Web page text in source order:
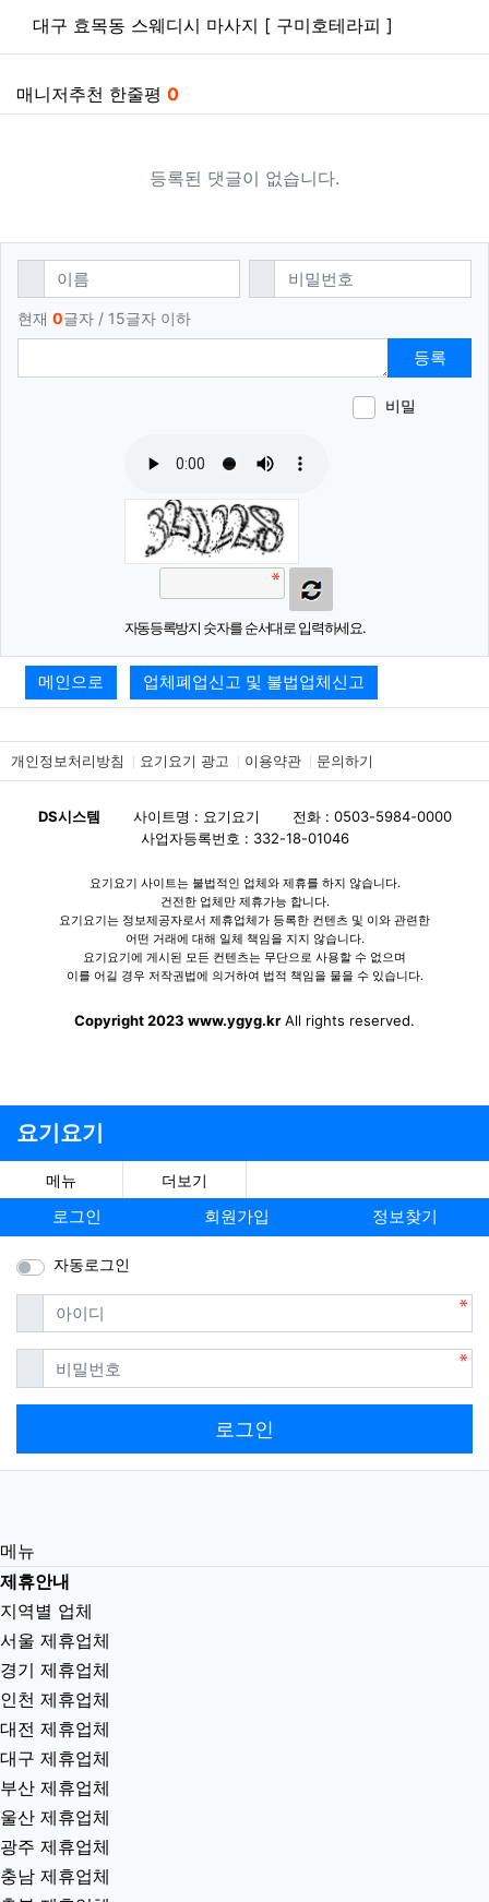
대구 효목동 스웨디시 마사지 [ 구미호테라피 ]
매니저추천 한줄평 0
등록된 댓글이 없습니다.
댓글쓰기
필수 비밀번호필수
현재 0글자 / 15글자 이하
등록
비밀
자동등록방지 숫자를 순서대로 입력하세요.
메인으로 업체폐업신고 및 불법업체신고
개인정보처리방침 요기요기 광고 이용약관 문의하기
DS시스템 사이트명 : 요기요기
전화 : 0503-5984-0000
사업자등록번호 : 332-18-01046
요기요기 사이트는 불법적인 업체와 제휴를 하지 않습니다.
건전한 업체만 제휴가능 합니다.
요기요기는 정보제공자로서 제휴업체가 등록한 컨텐츠 및 이와 관련한
어떤 거래에 대해 일체 책임을 지지 않습니다.
요기요기에 게시된 모든 컨텐츠는 무단으로 사용할 수 없으며
이를 어길 경우 저작권법에 의거하여 법적 책임을 물을 수 있습니다.
Copyright 2023 www.ygyg.kr All rights reserved.
요기요기
메뉴 더보기
로그인 회원가입 정보찾기
자동로그인
아이디필수
비밀번호필수
로그인
메뉴
제휴안내
지역별 업체
서울 제휴업체
경기 제휴업체
인천 제휴업체
대전 제휴업체
대구 제휴업체
부산 제휴업체
울산 제휴업체
광주 제휴업체
충남 제휴업체